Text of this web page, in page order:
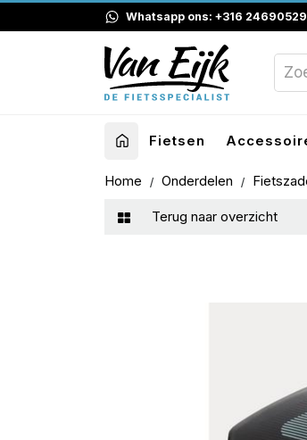
Whatsapp ons: +316 24690529
Fietsen
Home Onderdelen
Terug naar overzicht